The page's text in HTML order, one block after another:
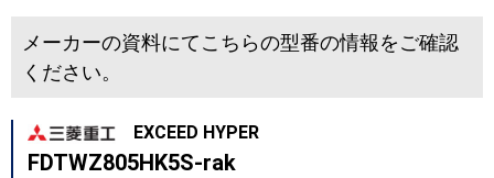
メーカーの資料にてこちらの型番の情報をご確認
ください。
EXCEED HYPER
FDTWZ805HK5S-rak